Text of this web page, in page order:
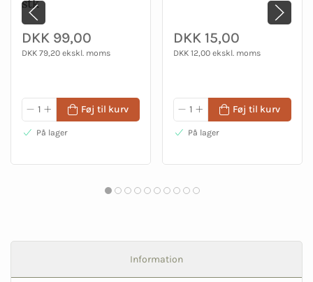
DKK 99,00
DKK 79,20 ekskl. moms
Føj til kurv
På lager
DKK 15,00
DKK 12,00 ekskl. moms
Føj til kurv
På lager
Information